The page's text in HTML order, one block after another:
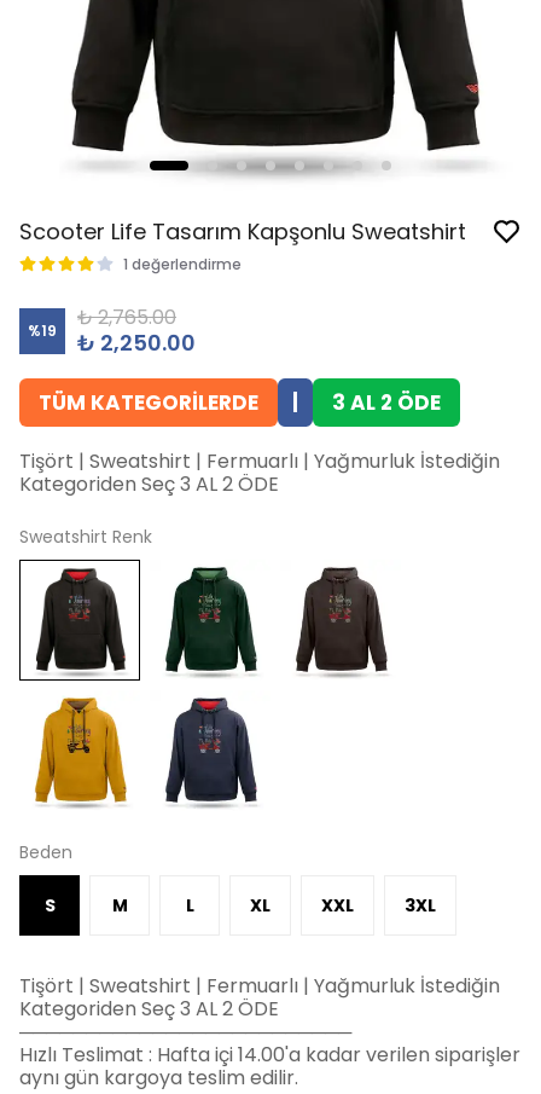
Scooter Life Tasarım Kapşonlu Sweatshirt
1 değerlendirme
%19 ₺ 2,765.00
₺ 2,250.00
TÜM KATEGORİLERDE 3 AL 2 ÖDE
Tişört | Sweatshirt | Fermuarlı | Yağmurluk İstediğin
Kategoriden Seç 3 AL 2 ÖDE
Sweatshirt Renk
Beden
S M L XL XXL 3XL
Tişört | Sweatshirt | Fermuarlı | Yağmurluk İstediğin
Kategoriden Seç 3 AL 2 ÖDE
─────────────────────────
Hızlı Teslimat : Hafta içi 14.00'a kadar verilen siparişler
aynı gün kargoya teslim edilir.